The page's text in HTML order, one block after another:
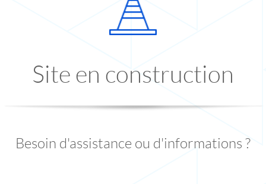
Site en construction
Besoin d'assistance ou d'informations ?